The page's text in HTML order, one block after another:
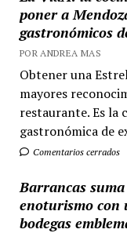
poner a
gastronómicos
POR ANDREA MAS
Obtener una
mayores
restaurante. Es la
gastronómica de
Comentarios cerrados
Barrancas
enoturismo con
bodegas